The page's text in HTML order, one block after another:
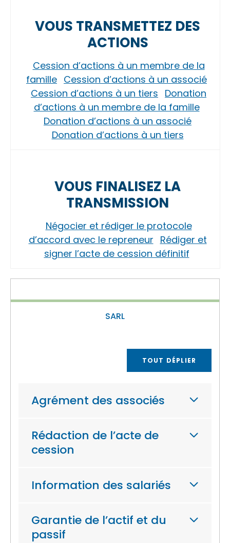
VOUS TRANSMETTEZ DES
ACTIONS
Cession d’actions à un membre de la
famille Cession d’actions à un associé
Cession d’actions à un tiers Donation
d’actions à un membre de la famille
Donation d’actions à un associé
Donation d’actions à un tiers
VOUS FINALISEZ LA
TRANSMISSION
Négocier et rédiger le protocole
d’accord avec le repreneur Rédiger et
signer l’acte de cession définitif
SARL
TOUT DÉPLIER
Agrément des associés
Rédaction de l’acte de
cession
Information des salariés
Garantie de l’actif et du
passif